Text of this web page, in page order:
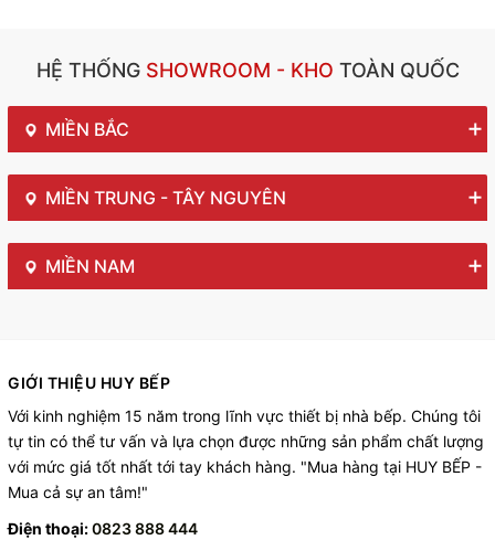
HỆ THỐNGSHOWROOM - KHO TOÀN QUỐC
MIỀN BẮC
MIỀN TRUNG - TÂY NGUYÊN
MIỀN NAM
GIỚI THIỆU HUY BẾP
Với kinh nghiệm 15 năm trong lĩnh vực thiết bị nhà bếp. Chúng tôi
tự tin có thể tư vấn và lựa chọn được những sản phẩm chất lượng
với mức giá tốt nhất tới tay khách hàng. "Mua hàng tại HUY BẾP -
Mua cả sự an tâm!"
Điện thoại:0823 888 444